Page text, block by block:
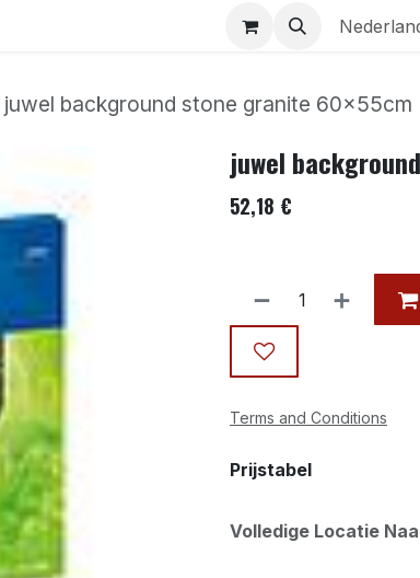
juwel background stone granite 60x55cm
juwel
52,18 €
Terms and Conditions
Prijstabel
Volledige Locatie